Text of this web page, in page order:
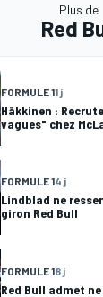
Plus de
Red
FORMULE 11 j
Häkkinen :
vagues" chez
FORMULE 14 j
Lindblad ne
giron Red Bull
FORMULE 18 j
Red Bull admet